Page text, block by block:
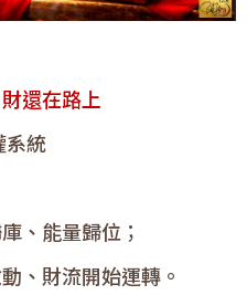
還在路上
系統
、能量歸位；
、財流開始運轉。